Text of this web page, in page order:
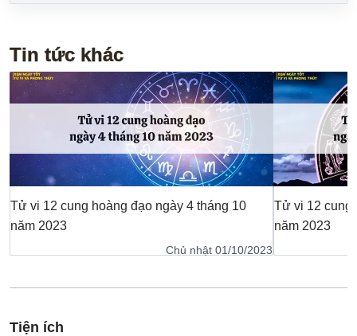
Tin tức khác
Tử vi 12 cung hoàng đạo ngày 4 tháng 10
năm 2023
Chủ nhật 01/10/2023
Tử vi 12 cung
năm 2023
Tiện ích